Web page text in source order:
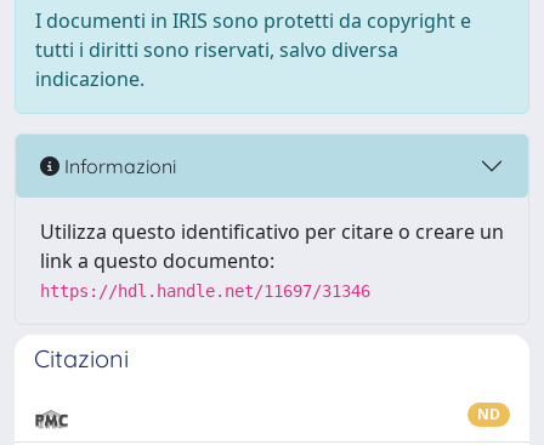
I documenti in IRIS sono protetti da copyright e
tutti i diritti sono riservati, salvo diversa
indicazione.
Informazioni
Utilizza questo identificativo per citare o creare un
link a questo documento:
https://hdl.handle.net/11697/31346
Citazioni
ND